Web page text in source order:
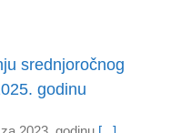
srednjoročnog
godinu